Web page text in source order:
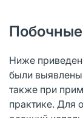
Ниже
были выявлены
также при
практике. Для